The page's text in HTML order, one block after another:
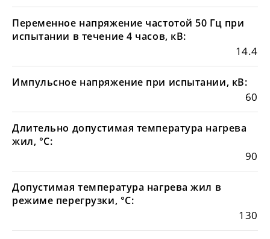
Переменное напряжение частотой 50 Гц при
испытании в течение 4 часов, кВ:
14.4
Импульсное напряжение при испытании, кВ:
60
Длительно допустимая температура нагрева
жил, °С:
90
Допустимая температура нагрева жил в
режиме перегрузки, °С:
130